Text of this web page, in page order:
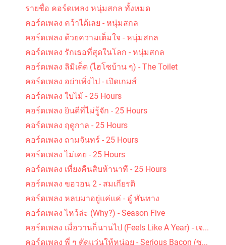
รายชื่อ คอร์ดเพลง หนุ่มสกล ทั้งหมด
คอร์ดเพลง คว้าได้เลย - หนุ่มสกล
คอร์ดเพลง ด้วยความเต็มใจ - หนุ่มสกล
คอร์ดเพลง รักเธอที่สุดในโลก - หนุ่มสกล
คอร์ดเพลง ลิมิเต็ด (ไฮโซบ้าน ๆ) - The Toilet
คอร์ดเพลง อย่าเพิ่งไป - เปิดเกมส์
คอร์ดเพลง ใบไม้ - 25 Hours
คอร์ดเพลง ยินดีที่ไม่รู้จัก - 25 Hours
คอร์ดเพลง ฤดูกาล - 25 Hours
คอร์ดเพลง ถามจันทร์ - 25 Hours
คอร์ดเพลง ไม่เคย - 25 Hours
คอร์ดเพลง เที่ยงคืนสิบห้านาที - 25 Hours
คอร์ดเพลง ขอวอน 2 - สมเกียรติ
คอร์ดเพลง หลบมาอยู่แค่แค่ - อู๋ พันทาง
คอร์ดเพลง ไหว้ล่ะ (Why?) - Season Five
คอร์ดเพลง เมื่อวานก็นานไป (Feels Like A Year) - เจ...
คอร์ดเพลง พี่ ๆ ตัดแว่นให้หน่อย - Serious Bacon (ซ...